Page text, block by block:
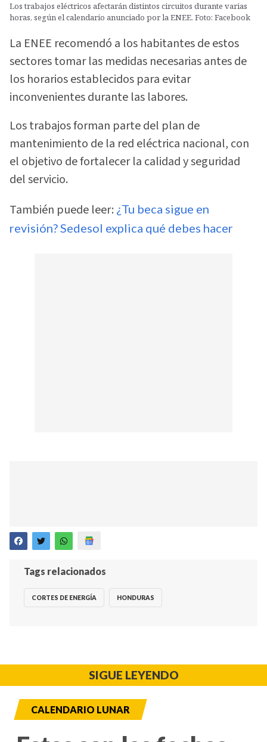
Los trabajos eléctricos afectarán distintos circuitos durante varias
horas, según el calendario anunciado por la ENEE. Foto: Facebook
La ENEE recomendó a los habitantes de estos
sectores tomar las medidas necesarias antes de
los horarios establecidos para evitar
inconvenientes durante las labores.
Los trabajos forman parte del plan de
mantenimiento de la red eléctrica nacional, con
el objetivo de fortalecer la calidad y seguridad
del servicio.
También puede leer: ¿Tu beca sigue en
revisión? Sedesol explica qué debes hacer
Tags relacionados
CORTES DE ENERGÍA HONDURAS
SIGUE LEYENDO
CALENDARIO LUNAR